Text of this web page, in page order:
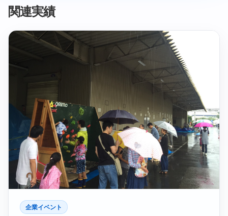
関連実績
企業イベント